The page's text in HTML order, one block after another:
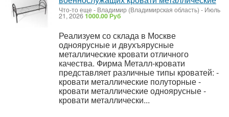
Что-то еще - Владимир (Владимирская область) - Июль
21, 20261000.00 Руб
Реализуем со склада в Москве
одноярусные и двухъярусные
металлические кровати отличного
качества. Фирма Металл-кровати
представляет различные типы кроватей: -
кровати металлические полуторные -
кровати металлические одноярусные -
кровати металлически...